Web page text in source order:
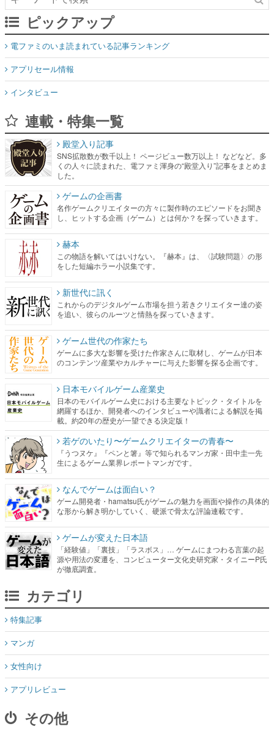
ピックアップ
電ファミのいま読まれている記事ランキング
アプリセール情報
インタビュー
連載・特集一覧
殿堂入り記事
SNS拡散数が数千以上！ ページビュー数万以上！ などなど。多
くの人々に読まれた、電ファミ渾身の“殿堂入り”記事をまとめま
した。
ゲームの企画書
名作ゲームクリエイターの方々に製作時のエピソードをお聞き
し、ヒットする企画（ゲーム）とは何か？を探っていきます。
赫本
この物語を解いてはいけない。『赫本』は、〈試験問題〉の形
をした短編ホラー小説集です。
新世代に訊く
これからのデジタルゲーム市場を担う若きクリエイター達の姿
を追い、彼らのルーツと情熱を探っていきます。
ゲーム世代の作家たち
ゲームに多大な影響を受けた作家さんに取材し、ゲームが日本
のコンテンツ産業やカルチャーに与えた影響を探る企画です。
日本モバイルゲーム産業史
日本のモバイルゲーム史における主要なトピック・タイトルを
網羅するほか、開発者へのインタビューや識者による解説を掲
載。約20年の歴史が一望できる決定版！
若ゲのいたり〜ゲームクリエイターの青春〜
『うつヌケ』『ペンと箸』等で知られるマンガ家・田中圭一先
生によるゲーム業界レポートマンガです。
なんでゲームは面白い？
ゲーム開発者・hamatsu氏がゲームの魅力を画面や操作の具体的
な形から解き明かしていく、硬派で骨太な評論連載です。
ゲームが変えた日本語
「経験値」「裏技」「ラスボス」… ゲームにまつわる言葉の起
源や用法の変遷を、コンピューター文化史研究家・タイニーP氏
が徹底調査。
カテゴリ
特集記事
マンガ
女性向け
アプリレビュー
その他